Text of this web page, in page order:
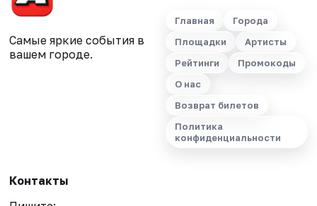
Самые яркие события в
вашем городе.
Главная
Города
Площадки
Артисты
Рейтинги
Промокоды
О нас
Возврат билетов
Политика
конфиденциальности
Контакты